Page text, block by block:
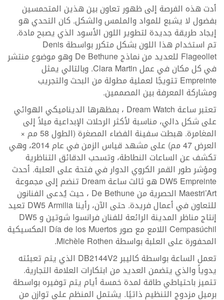
أدت هذه الفرصة إلى ظهور تعاون بين هذين المتحمسين
بفضول لا يشبع للمواد والملمس والشكل. كان التحدي هو
إيجاد طريقة جديدة لتطوير اللون الأسود الذي يصبح مادة.
تم استخدام هذا اللون بشكل متكرر بواسطة Denis
Flageollet للعديد من نماذج De Bethune وهو موضوع منتشر
في كل مكان في عمل Clara Martin. وبالتالي يمثل
Empreinte تتويجًا لعملية مطولة من البحث والتجريب
ومشاركة المعرفة بين المصممين.
تعتبر ساعة Dream Watch ، بمظهرها الديناميكي الهوائي
على شكل دالي، مناسبة لأكثر الرحلات الإبداعية ميلاً إلى
المغامرة. هبطت سفينة الفضاء المصغرة (الطول 58 مم ×
العرض 47 مم) على مشهد قياس الزمن في عام 2014، وهي
تكشف عن الساعات النطاطة، وتسحب الدقائق التناظرية
ومؤشر طور القمر الكروي الدوار في فتحة على العلبة. أحدث
DW5 Empreinte هو ثالث ساعة Dream تنضم إلى مجموعة
Maestri’Art الحصرية من De Bethune ، حيث يُدعى الفنانون
للتعاون في أعمال فريدة. حتى الآن، رأينا DW5 Armilia تعيد
إنتاج مناظر المدينة الرائعة للفنان فرانسوا شوتين و DW5
Cempasúchil اللامع مع صور Día de los Muertos المكسيكية
المحفورة على العلبة بواسطة Michèle Rothen.
تعمل الساعة بواسطة كاليبر DB2144V2 الذي يتم تعبئته
يدوياً والذي يتضمن العديد من ابتكارات العلامة التجارية.
تتميز باحتياطي طاقة لمدة خمسة أيام يتم توفيره بواسطة
برميل مزدوج التنظيم ذاتيًا. يشتمل المنظم على توازن من